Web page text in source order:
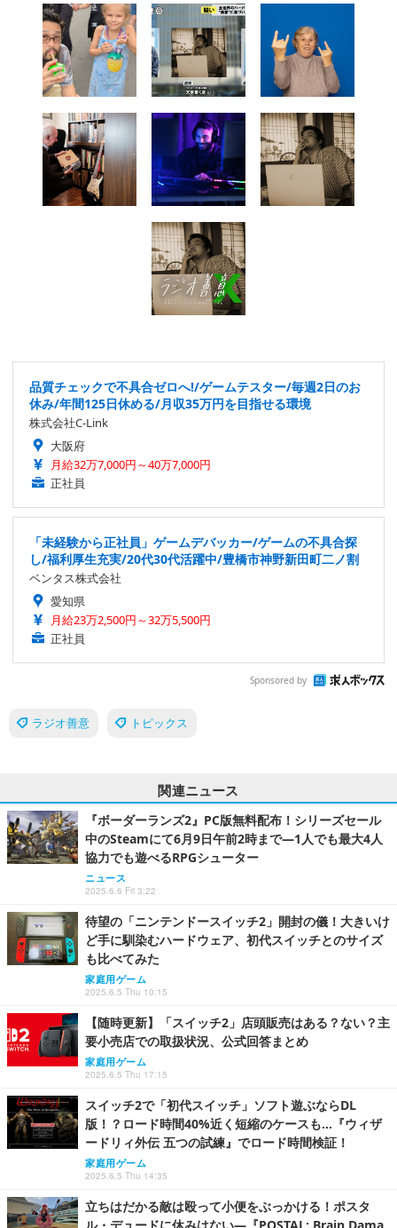
品質チェックで不具合ゼロへ!/ゲームテスター/毎週2日のお
休み/年間125日休める/月収35万円を目指せる環境
株式会社C-Link
大阪府
月給32万7,000円～40万7,000円
正社員
「未経験から正社員」ゲームデバッカー/ゲームの不具合探
し/福利厚生充実/20代30代活躍中/豊橋市神野新田町二ノ割
ベンタス株式会社
愛知県
月給23万2,500円～32万5,500円
正社員
Sponsored by
ラジオ善意 トピックス
関連ニュース
『ボーダーランズ2』PC版無料配布！シリーズセール
中のSteamにて6月9日午前2時まで―1人でも最大4人
協力でも遊べるRPGシューター
ニュース
2025.6.6 Fri 3:22
待望の「ニンテンドースイッチ2」開封の儀！大きいけ
ど手に馴染むハードウェア、初代スイッチとのサイズ
も比べてみた
家庭用ゲーム
2025.6.5 Thu 10:15
【随時更新】「スイッチ2」店頭販売はある？ない？主
要小売店での取扱状況、公式回答まとめ
家庭用ゲーム
2025.6.5 Thu 17:15
スイッチ2で「初代スイッチ」ソフト遊ぶならDL
版！？ロード時間40%近く短縮のケースも…『ウィザ
ードリィ外伝 五つの試練』でロード時間検証！
家庭用ゲーム
2025.6.5 Thu 14:35
立ちはだかる敵は殴って小便をぶっかける！ポスタ